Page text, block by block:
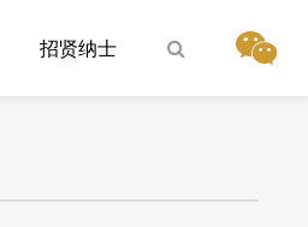
招贤纳士